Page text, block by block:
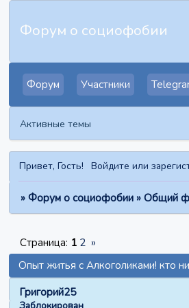
Форум о социофобии
Форум Участники
Активные темы
Привет, Гость! Войдите или
» Форум о социофобии » Общий
Опыт житья с Алкоголиками! кто
Страница: 1 2 »
Григорий25